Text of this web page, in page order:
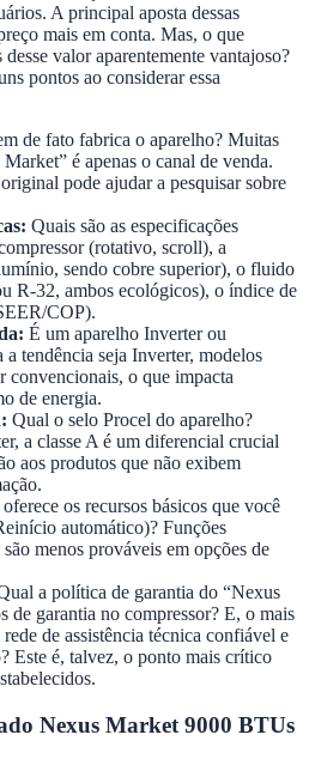
A principal aposta dessas
mais em conta. Mas, o que
valor aparentemente vantajoso?
pontos ao considerar essa
de fato fabrica o aparelho? Muitas
é apenas o canal de venda.
pode ajudar a pesquisar sobre
Quais são as especificações
(rotativo, scroll), a
sendo cobre superior), o fluido
R-32, ambos ecológicos), o índice de
COP).
É um aparelho Inverter ou
tendência seja Inverter, modelos
convencionais, o que impacta
de energia.
Qual o selo Procel do aparelho?
a classe A é um diferencial crucial
aos produtos que não exibem
os recursos básicos que você
automático)? Funções
menos prováveis em opções de
a política de garantia do “Nexus
de garantia no compressor? E, o mais
de assistência técnica confiável e
Este é, talvez, o ponto mais crítico
Nexus Market 9000 BTUs